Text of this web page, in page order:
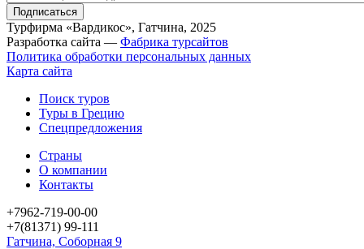
Турфирма «Вардикос», Гатчина, 2025
Разработка сайта — Фабрика турсайтов
Политика обработки персональных данных
Карта сайта
Поиск туров
Туры в Грецию
Спецпредложения
Страны
О компании
Контакты
+7962-719-00-00
+7(81371) 99-111
Гатчина, Соборная 9